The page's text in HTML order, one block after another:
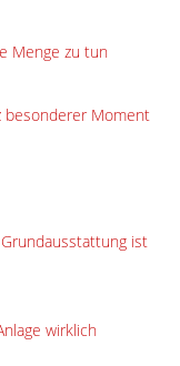
Menge zu tun
besonderer Moment
ist
wirklich